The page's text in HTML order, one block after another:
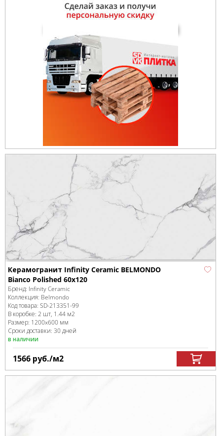
Керамогранит Infinity Ceramic BELMONDO
Bianco Polished 60x120
Бренд: Infinity Ceramic
Коллекция: Belmondo
Код товара: SD-213351-99
В коробке: 2 шт, 1.44 м2
Размер: 1200x600 мм
Сроки доставки: 30 дней
в наличии
1566 руб./м2